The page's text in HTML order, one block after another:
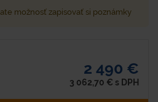
možnosť zapisovať si poznámky
2 490 €
3 062,70 € s DPH